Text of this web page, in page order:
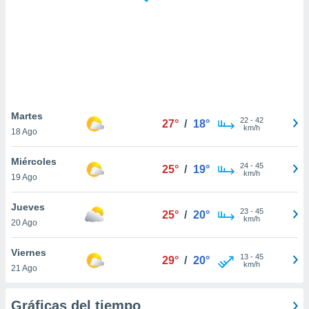
similares
como
sitio
de
traten tus
en
interés
su
Martes
18 Ago
27° / 18° 22- 42
km/h
Miércoles
19 Ago
25° / 19° 24- 45
km/h
Jueves
20 Ago
25° / 20° 23- 45
km/h
Viernes
21 Ago
29° / 20° 13- 45
km/h
Gráficas del tiempo